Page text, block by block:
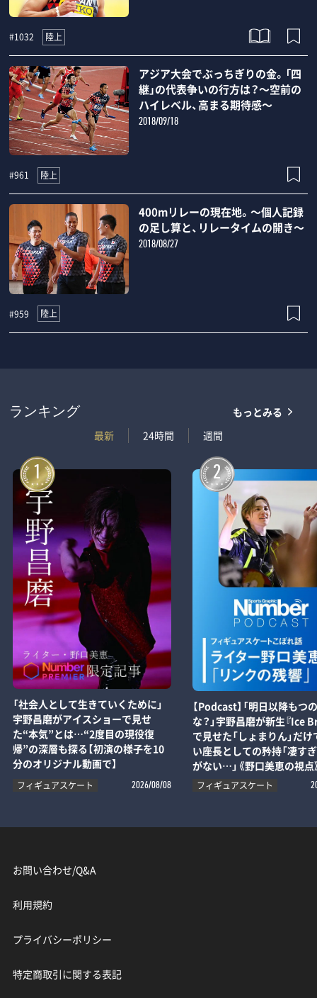
#1032 陸上
アジア大会でぶっちぎりの金。「四
継」の代表争いの行方は？～空前の
ハイレベル、高まる期待感～
2018/09/18
#961 陸上
400mリレーの現在地。～個人記録
の足し算と、リレータイムの開き～
2018/08/27
#959 陸上
ランキング
最新
24時間 週間
もっとみる
1
「社会人として生きていくために」
宇野昌磨がアイスショーで見せ
た“本気”とは…“2度目の現役復
帰”の深層も探る【初演の様子を10
分のオリジナル動画で】
フィギュアスケート 2026/08/08
2
【Podcast】「明日以降もつ
な？」宇野昌磨が新生『Ice
で見せた「しょまりん」だ
い座長としての矜持「凄す
がない…」《野口美恵の視点
フィギュアスケート
お問い合わせ/Q&A
利用規約
プライバシーポリシー
特定商取引に関する表記